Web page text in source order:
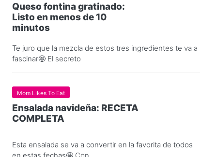
Queso fontina gratinado:
Listo en menos de 10
minutos
Te juro que la mezcla de estos tres ingredientes te va a
fascinar🤩 El secreto
Mom Likes To Eat
Ensalada navideña: RECETA
COMPLETA
Esta ensalada se va a convertir en la favorita de todos